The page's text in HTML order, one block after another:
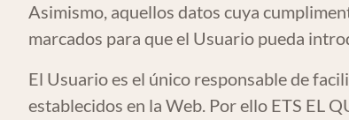
Asimismo, aquellos datos cuya
marcados para que el Usuario pueda
El Usuario es el único responsable de
establecidos en la Web. Por ello ETS EL